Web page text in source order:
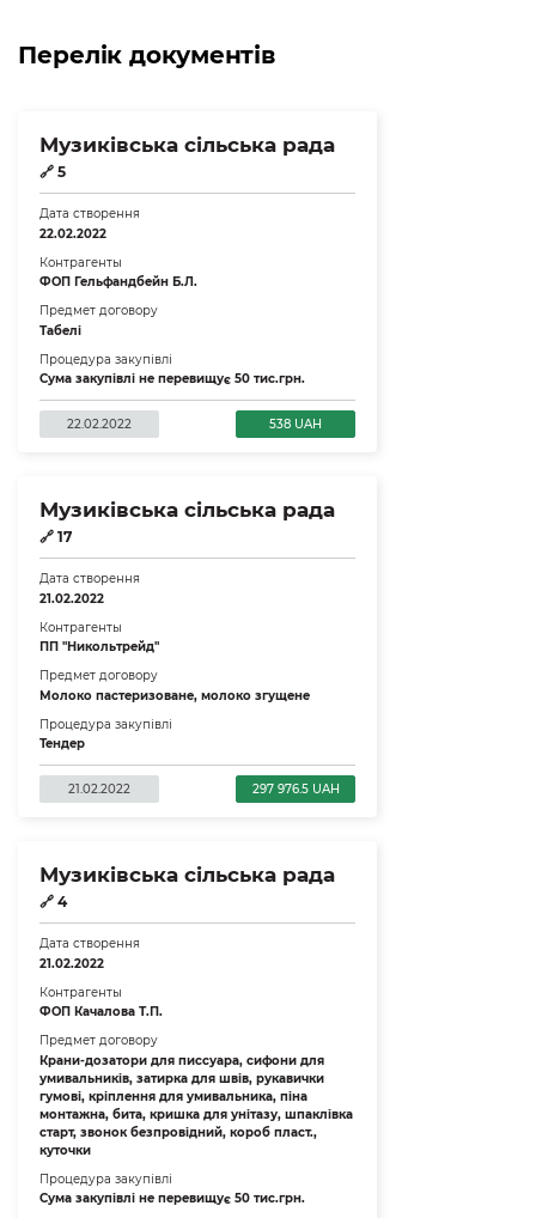
Перелік документів
Музиківська сільська рада
🔗 5
Дата створення
22.02.2022
Контрагенты
ФОП Гельфандбейн Б.Л.
Предмет договору
Табелі
Процедура закупівлі
Сума закупівлі не перевищує 50 тис.грн.
22.02.2022 538 UAH
Музиківська сільська рада
🔗 17
Дата створення
21.02.2022
Контрагенты
ПП "Никольтрейд"
Предмет договору
Молоко пастеризоване, молоко згущене
Процедура закупівлі
Тендер
21.02.2022 297 976.5 UAH
Музиківська сільська рада
🔗 4
Дата створення
21.02.2022
Контрагенты
ФОП Качалова Т.П.
Предмет договору
Крани-дозатори для писсуара, сифони для
умивальників, затирка для швів, рукавички
гумові, кріплення для умивальника, піна
монтажна, бита, кришка для унітазу, шпаклівка
старт, звонок безпровідний, короб пласт.,
куточки
Процедура закупівлі
Сума закупівлі не перевищує 50 тис.грн.